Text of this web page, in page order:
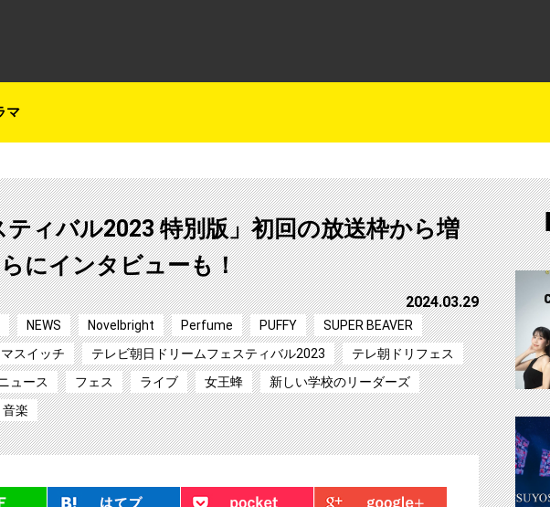
マ
ィバル2023 特別版」初回の放送枠から増
にインタビューも！
2024.03.29
NEWS Novelbright Perfume PUFFY
SUPER BEAVER
スイッチ
テレビ朝日ドリームフェスティバル2023
テレ朝ドリフェス
ュース
フェス ライブ 女王蜂
新しい学校のリーダーズ
音楽
はてブ +1